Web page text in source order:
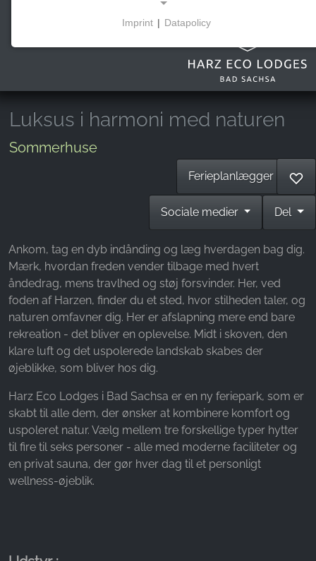
Luksus i harmoni med naturen
Sommerhuse
Ferieplanlægger ♡
Del
Sociale medier
Ankom, tag en dyb indånding og læg hverdagen bag dig.
Mærk, hvordan freden vender tilbage med hvert
åndedrag, mens travlhed og støj forsvinder. Her, ved
foden af Harzen, finder du et sted, hvor stilheden taler, og
naturen omfavner dig. Her er afslapning mere end bare
rekreation - det bliver en oplevelse. Midt i skoven, den
klare luft og det uspolerede landskab skabes der
øjeblikke, som bliver hos dig.
Harz Eco Lodges i Bad Sachsa er en ny feriepark, som er
skabt til alle dem, der ønsker at kombinere komfort og
uspoleret natur. Vælg mellem tre forskellige typer hytter
til fire til seks personer - alle med moderne faciliteter og
en privat sauna, der gør hver dag til et personligt
wellness-øjeblik.
Marketingcookies bruges af tredjeparter til at vise
personlige reklamer. Det gør de ved at spore
besøgende på tværs af hjemmesider.
Name:
_fbp, fr, _fbq, fbq
Provider:
Purpose:
Måling af reklamer og markedsføring
3 måneder - 1 år
STATISTIK
Statistikcookies indsamler oplysninger anonymt.
Disse oplysninger hjælper os med at forstå,
Imprint | Datapolicy